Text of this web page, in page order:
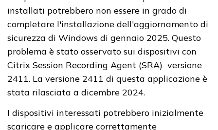
installati potrebbero non essere in grado di
completare l'installazione dell'aggiornamento di
sicurezza di Windows di gennaio 2025. Questo
problema è stato osservato sui dispositivi con
Citrix Session Recording Agent (SRA) versione
2411. La versione 2411 di questa applicazione è
stata rilasciata a dicembre 2024.
I dispositivi interessati potrebbero inizialmente
scaricare e applicare correttamente